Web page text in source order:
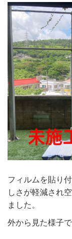
フィルムを貼り
しさが軽減され
ました。
外から見た様子